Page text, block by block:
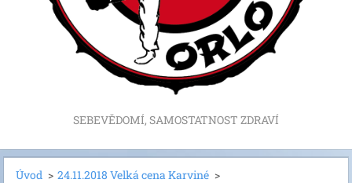
SEBEVĚDOMÍ, SAMOSTATNOST ZDRAVÍ
Úvod > 24.11.2018 Velká cena Karviné >